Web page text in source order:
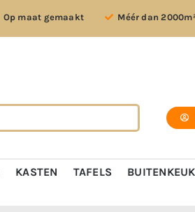
Op maat gemaakt Méér dan
KASTEN TAFELS